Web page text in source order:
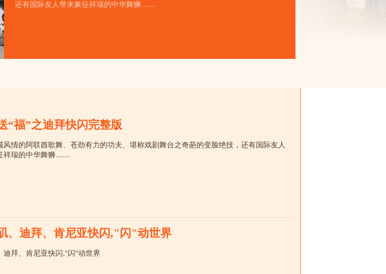
还有国际友人带来象征祥瑞的中华舞狮……
“福”之迪拜快闪完整版
风情的阿联酋歌舞、苍劲有力的功夫、堪称戏剧舞台之奇葩的变脸绝技，还有国际友人
祥瑞的中华舞狮……
、迪拜、肯尼亚快闪,"闪"动世界
迪拜、肯尼亚快闪,"闪"动世界